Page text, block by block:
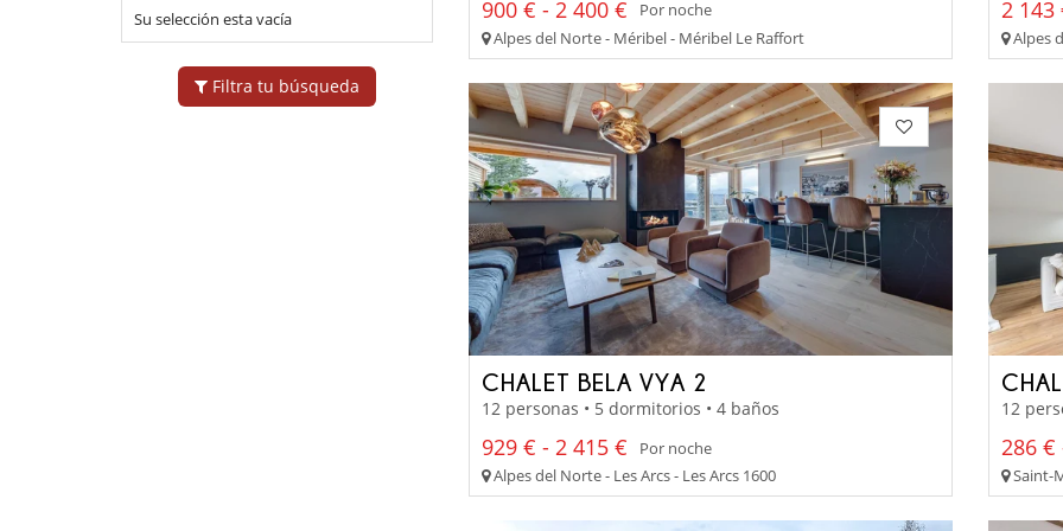
Su selección esta vacía
Filtra tu búsqueda
900 € - 2 400 €
Por noche
Alpes del Norte - Méribel - Méribel Le Raffort
2 143
Alpes
CHALET BELA VYA 2
12 personas • 5 dormitorios • 4 baños
929 € - 2 415 €
Por noche
Alpes del Norte - Les Arcs - Les Arcs 1600
12
286 €
Saint-